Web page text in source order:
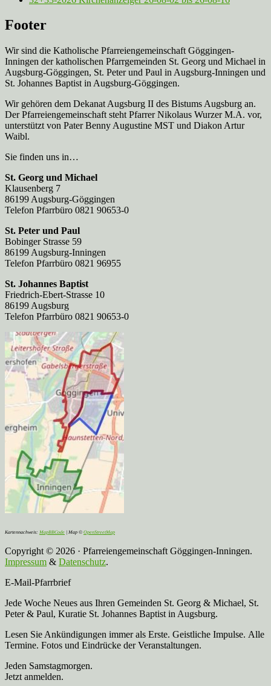
Footer
Wir sind die Katholische Pfarreien­gemeinschaft Göggingen-
Inningen der katholischen Pfarrgemeinden St. Georg und Michael in
Augsburg-Göggingen, St. Peter und Paul in Augsburg-Inningen und
St. Johannes Baptist in Augsburg-Göggingen.
Wir gehören dem Dekanat Augsburg II des Bistums Augsburg an.
Der Pfarreien­gemeinschaft steht Pfarrer Nikolaus Wurzer M.A. vor,
unterstützt von Pater Benny Augustine MST und Diakon Artur
Waibl.
Sie finden uns in…
St. Georg und Michael
Klausenberg 7
86199 Augsburg-Göggingen
Telefon Pfarrbüro 0821 90653-0
St. Peter und Paul
Bobinger Strasse 59
86199 Augsburg-Inningen
Telefon Pfarrbüro 0821 96955
St. Johannes Baptist
Friedrich-Ebert-Strasse 10
86199 Augsburg
Telefon Pfarrbüro 0821 90653-0
Kartennachweis: MapBBCode | Map © OpenStreetMap
Copyright © 2026 · Pfarreiengemeinschaft Göggingen-Inningen.
Impressum & Datenschutz.
E-Mail-Pfarrbrief
Jede Woche Neues aus Ihren Gemeinden St. Georg & Michael, St.
Peter & Paul, Kuratie St. Johannes Baptist in Augsburg.
Lesen Sie Ankündigungen immer als Erste. Geistliche Impulse. Alle
Termine. Fotos und Eindrücke der Veranstaltungen.
Jeden Samstagmorgen.
Jetzt anmelden.